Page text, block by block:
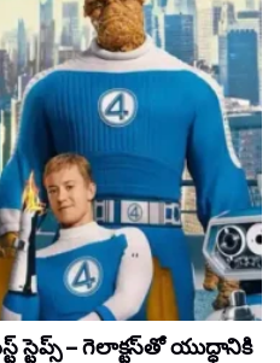
– గెలాక్టస్‌తో యుద్ధానికి